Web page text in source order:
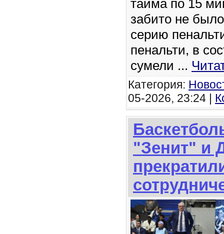
тайма по 15
забито не
серию
пенальти, в
сумели ...
Категория:
05-2026, 23:24 |
"Зенит" и